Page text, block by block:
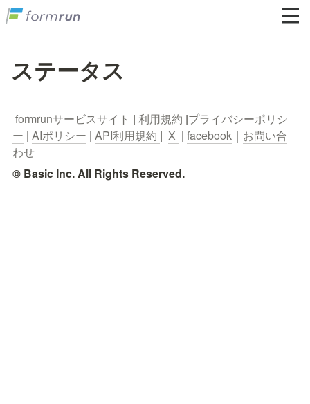
ステータス
formrunサービスサイト | 利用規約 |プライバシーポリシ
ー | AIポリシー | API利用規約 | X | facebook ｜ お問い合
わせ
© Basic Inc. All Rights Reserved.